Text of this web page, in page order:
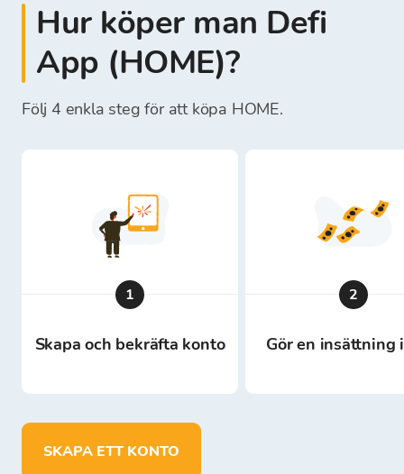
Hur köper man Defi
App (HOME)?
Följ 4 enkla steg för att köpa HOME.
1
Skapa och bekräfta konto
2
Gör en insättning
SKAPA ETT KONTO